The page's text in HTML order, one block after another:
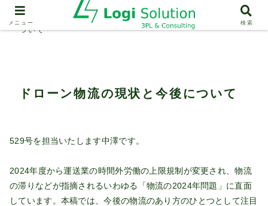
業界動向
ドローン物流の現状と今後に
ついて
ドローン物流の現状と今後について
529号を担当いたします中澤です。
2024年度から運送業の時間外労働の上限規制が変更され、物流
の滞りなどが指摘されるいわゆる「物流の2024年問題」に直面
しています。本稿では、今後の物流のあり方のひとつとして注目
メニュー 検索